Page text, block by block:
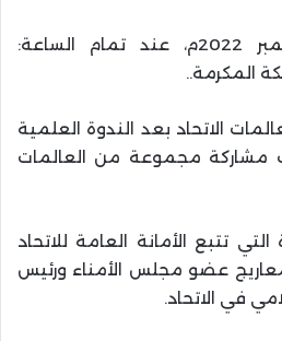
* الزمان: الأحد 13 نوفمبر 2022م، عند تمام الساعة:
المكرمة..
الاتحاد بعد الندوة العلمية
مشاركة مجموعة من العالمات
تتبع الأمانة العامة للاتحاد
عضو مجلس الأمناء ورئيس
في الاتحاد.